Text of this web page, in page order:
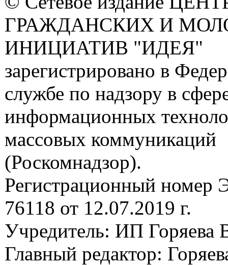
ГРАЖДАНСКИХ И
ИНИЦИАТИВ "ИДЕЯ"
зарегистрировано в
службе по надзору в
информационных
массовых коммуникаций
(Роскомнадзор).
Регистрационный
76118 от 12.07.2019 г.
Учредитель: ИП Горяева
Главный редактор: